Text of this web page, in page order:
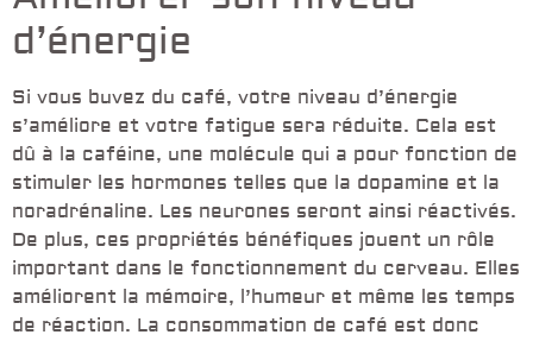
d’énergie
Si vous buvez du café, votre niveau d’énergie
s’améliore et votre fatigue sera réduite. Cela est
dû à la caféine, une molécule qui a pour fonction de
stimuler les hormones telles que la dopamine et la
noradrénaline. Les neurones seront ainsi réactivés.
De plus, ces propriétés bénéfiques jouent un rôle
important dans le fonctionnement du cerveau. Elles
améliorent la mémoire, l’humeur et même les temps
de réaction. La consommation de café est donc